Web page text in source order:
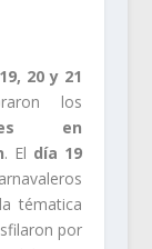
20 y 21
los
en
. El día 19
tématica
por